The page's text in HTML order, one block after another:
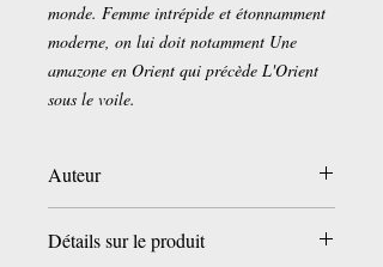
monde. Femme intrépide et étonnamment
moderne, on lui doit notamment Une
amazone en Orient qui précède L'Orient
sous le voile.
Auteur
Détails sur le produit